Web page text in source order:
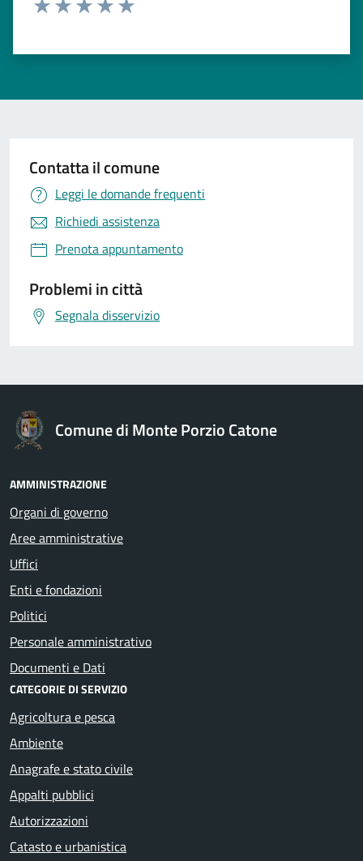
Contatta il comune
Leggi le domande frequenti
Richiedi assistenza
Prenota appuntamento
Problemi in città
Segnala disservizio
Comune di Monte Porzio Catone
AMMINISTRAZIONE
Organi di governo
Aree amministrative
Uffici
Enti e fondazioni
Politici
Personale amministrativo
Documenti e Dati
CATEGORIE DI SERVIZIO
Agricoltura e pesca
Ambiente
Anagrafe e stato civile
Appalti pubblici
Autorizzazioni
Catasto e urbanistica